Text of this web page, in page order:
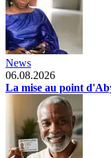
News
06.08.2026
La mise au point